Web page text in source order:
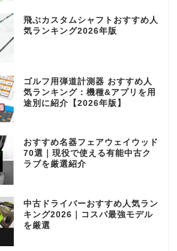
飛ぶカスタムシャフトおすすめ人
気ランキング2026年版
ゴルフ用弾道計測器 おすすめ人
気ランキング：機種&アプリを用
途別に紹介【2026年版】
おすすめ名器フェアウェイウッド
70選｜現役で使える有能中古ク
ラブを厳選紹介
中古ドライバーおすすめ人気ラン
キング2026｜コスパ最強モデル
を厳選